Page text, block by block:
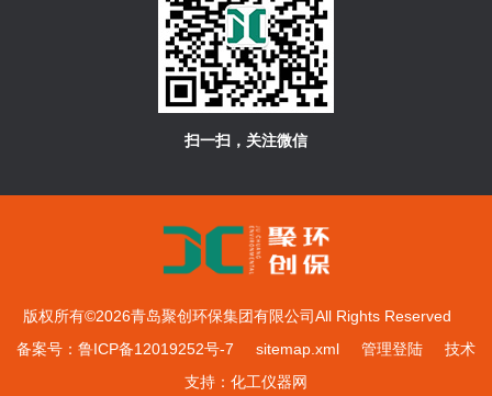
扫一扫，关注微信
版权所有©2026青岛聚创环保集团有限公司All Rights Reserved
备案号：鲁ICP备12019252号-7
sitemap.xml 管理登陆技术
支持： 化工仪器网